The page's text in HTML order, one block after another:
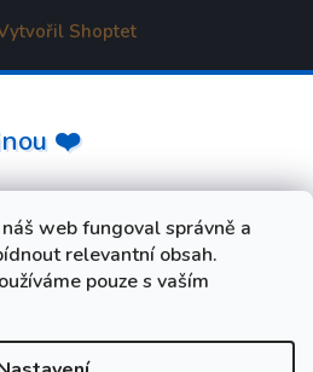
web fungoval správně a
relevantní obsah.
pouze s vaším
Shoptet
❤️
»